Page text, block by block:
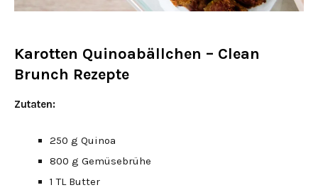
Karotten Quinoabällchen – Clean
Brunch Rezepte
Zutaten:
250 g Quinoa
800 g Gemüsebrühe
1 TL Butter